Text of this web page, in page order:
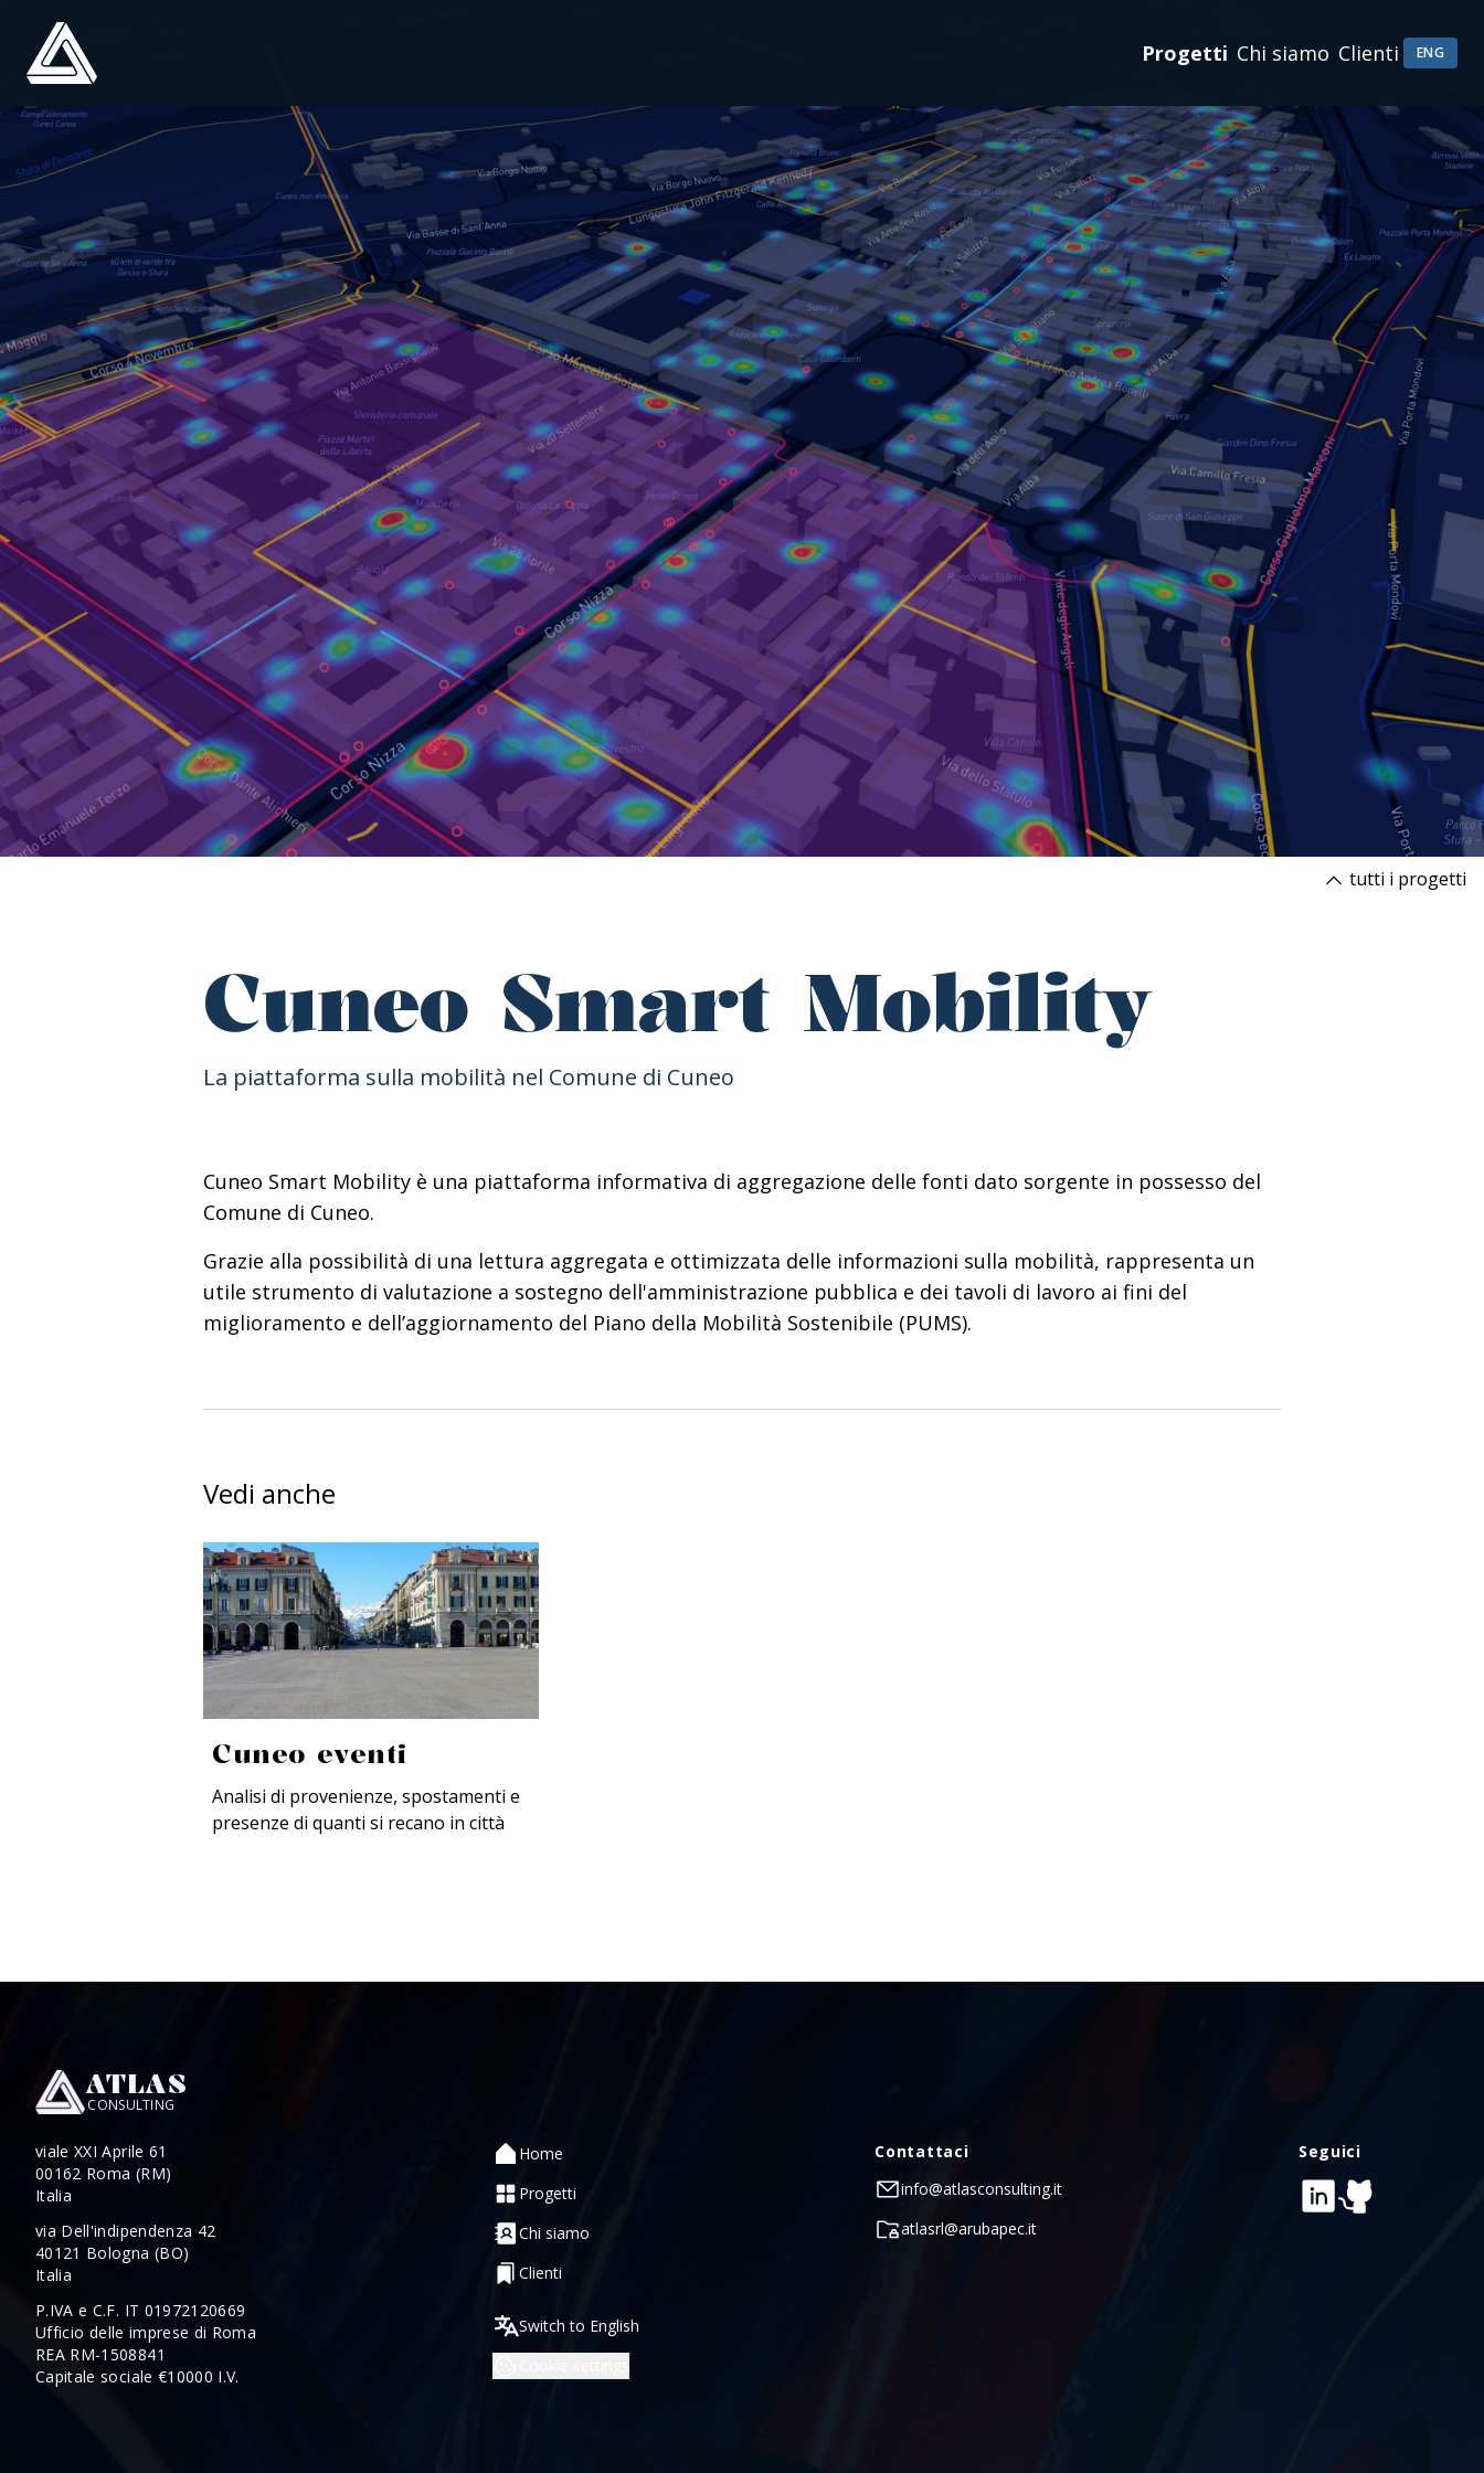
ATLAS
Progetti Chi siamo Clienti ENG
tutti i progetti
Cuneo Smart Mobility
La piattaforma sulla mobilità nel Comune di Cuneo
Cuneo Smart Mobility è una piattaforma informativa di aggregazione delle fonti dato sorgente in possesso del
Comune di Cuneo.
Grazie alla possibilità di una lettura aggregata e ottimizzata delle informazioni sulla mobilità, rappresenta un
utile strumento di valutazione a sostegno dell'amministrazione pubblica e dei tavoli di lavoro ai fini del
miglioramento e dell’aggiornamento del Piano della Mobilità Sostenibile (PUMS).
Vedi anche
Cuneo eventi
Analisi di provenienze, spostamenti e
presenze di quanti si recano in città
ATLAS
CONSULTING
viale XXI Aprile 61
00162 Roma (RM)
Italia
via Dell'indipendenza 42
40121 Bologna (BO)
Italia
P.IVA e C.F. IT 01972120669
Ufficio delle imprese di Roma
REA RM-1508841
Capitale sociale €10000 I.V.
Home
Progetti
Chi siamo
Clienti
Switch to English
Contattaci
info@atlasconsulting.it
atlasrl@arubapec.it
Seguici